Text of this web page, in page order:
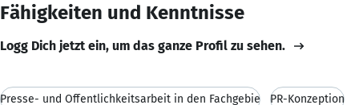
Fähigkeiten und Kenntnisse
Logg Dich jetzt ein, um das ganze Profil zu sehen.
Presse- und Öffentlichkeitsarbeit in den Fachgebie PR-Konzeption